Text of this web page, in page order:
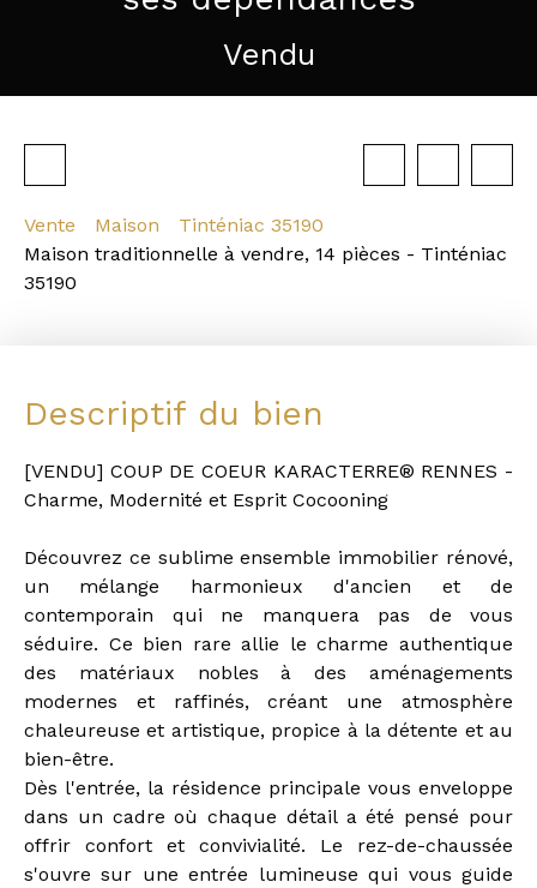
Vendu
Vente Maison
Tinténiac 35190
Maison traditionnelle à vendre, 14 pièces - Tinténiac
35190
Descriptif du bien
[VENDU] COUP DE COEUR KARACTERRE® RENNES -
Charme, Modernité et Esprit Cocooning
Découvrez ce sublime ensemble immobilier rénové,
un mélange harmonieux d'ancien et de
contemporain qui ne manquera pas de vous
séduire. Ce bien rare allie le charme authentique
des matériaux nobles à des aménagements
modernes et raffinés, créant une atmosphère
chaleureuse et artistique, propice à la détente et au
bien-être.
Dès l'entrée, la résidence principale vous enveloppe
dans un cadre où chaque détail a été pensé pour
offrir confort et convivialité. Le rez-de-chaussée
s'ouvre sur une entrée lumineuse qui vous guide